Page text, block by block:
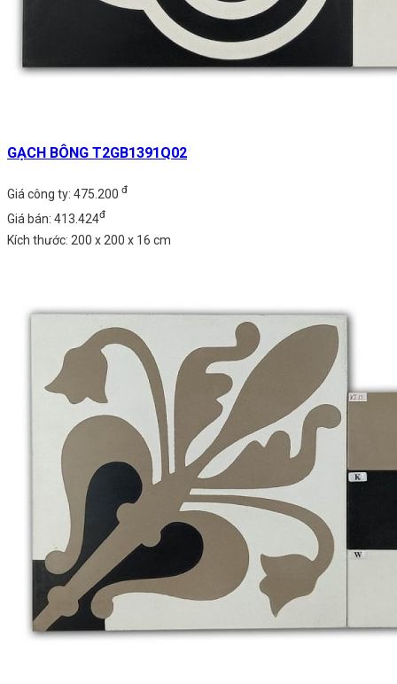
GẠCH BÔNG T2GB1391Q02
Giá công ty: 475.200 đ
Giá bán: 413.424đ
Kích thước: 200 x 200 x 16 cm